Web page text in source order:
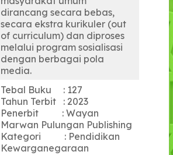
dirancang secara bebas,
secara ekstra kurikuler (out
of curriculum) dan diproses
melalui program sosialisasi
dengan berbagai pola
media.
Tebal Buku : 127
Tahun Terbit : 2023
Penerbit : Wayan
Marwan Pulungan Publishing
Kategori : Pendidikan
Kewarganegaraan